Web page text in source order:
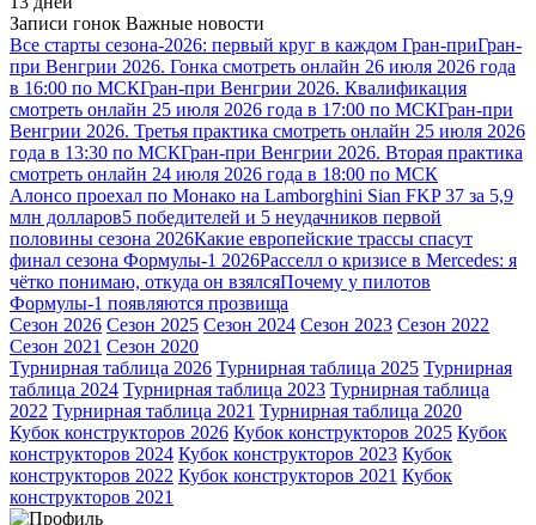
Записи гонок Важные новости
Все старты сезона-2026: первый круг в каждом Гран-приГран-
при Венгрии 2026. Гонка смотреть онлайн 26 июля 2026 года
в 16:00 по МСКГран-при Венгрии 2026. Квалификация
смотреть онлайн 25 июля 2026 года в 17:00 по МСКГран-при
Венгрии 2026. Третья практика смотреть онлайн 25 июля 2026
года в 13:30 по МСКГран-при Венгрии 2026. Вторая практика
смотреть онлайн 24 июля 2026 года в 18:00 по МСК
Алонсо проехал по Монако на Lamborghini Sian FKP 37 за 5,9
млн долларов5 победителей и 5 неудачников первой
половины сезона 2026Какие европейские трассы спасут
финал сезона Формулы-1 2026Расселл о кризисе в Mercedes: я
чётко понимаю, откуда он взялсяПочему у пилотов
Формулы-1 появляются прозвища
Сезон 2026 Сезон 2025 Сезон 2024 Сезон 2023 Сезон 2022
Сезон 2021 Сезон 2020
Турнирная таблица 2026 Турнирная таблица 2025 Турнирная
таблица 2024 Турнирная таблица 2023 Турнирная таблица
2022 Турнирная таблица 2021 Турнирная таблица 2020
Кубок конструкторов 2026 Кубок конструкторов 2025 Кубок
конструкторов 2024 Кубок конструкторов 2023 Кубок
конструкторов 2022 Кубок конструкторов 2021 Кубок
конструкторов 2021